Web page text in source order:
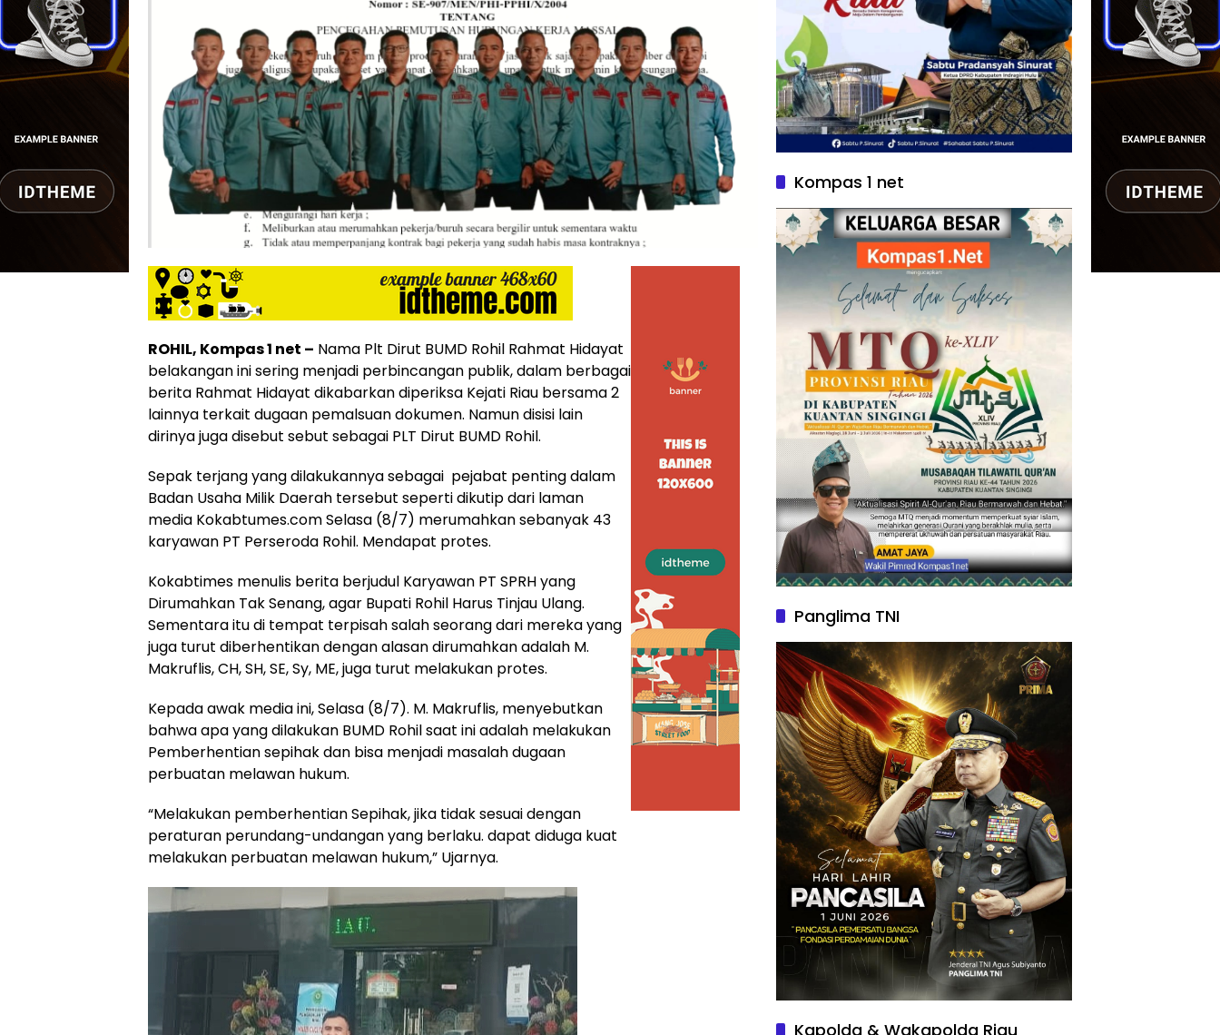
ROHIL, Kompas 1 net – Nama Plt Dirut BUMD Rohil Rahmat Hidayat
belakangan ini sering menjadi perbincangan publik, dalam berbagai
berita Rahmat Hidayat dikabarkan diperiksa Kejati Riau bersama 2
lainnya terkait dugaan pemalsuan dokumen. Namun disisi lain
dirinya juga disebut sebut sebagai PLT Dirut BUMD Rohil.
Sepak terjang yang dilakukannya sebagai pejabat penting dalam
Badan Usaha Milik Daerah tersebut seperti dikutip dari laman
media Kokabtumes.com Selasa (8/7) merumahkan sebanyak 43
karyawan PT Perseroda Rohil. Mendapat protes.
Kokabtimes menulis berita berjudul Karyawan PT SPRH yang
Dirumahkan Tak Senang, agar Bupati Rohil Harus Tinjau Ulang.
Sementara itu di tempat terpisah salah seorang dari mereka yang
juga turut diberhentikan dengan alasan dirumahkan adalah M.
Makruflis, CH, SH, SE, Sy, ME, juga turut melakukan protes.
Kepada awak media ini, Selasa (8/7). M. Makruflis, menyebutkan
bahwa apa yang dilakukan BUMD Rohil saat ini adalah melakukan
Pemberhentian sepihak dan bisa menjadi masalah dugaan
perbuatan melawan hukum.
“Melakukan pemberhentian Sepihak, jika tidak sesuai dengan
peraturan perundang-undangan yang berlaku. dapat diduga kuat
melakukan perbuatan melawan hukum,” Ujarnya.
Kompas 1 net
Panglima TNI
Kapolda & Wakapolda Riau